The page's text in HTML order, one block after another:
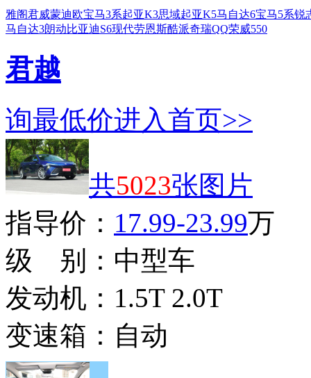
雅阁君威蒙迪欧宝马3系起亚K3思域起亚K5马自达6宝马5系锐
马自达3朗动比亚迪S6现代劳恩斯酷派奇瑞QQ荣威550
君越
询最低价进入首页>>
共5023张图片
指导价： 17.99-23.99万
级 别： 中型车
发动机： 1.5T 2.0T
变速箱： 自动